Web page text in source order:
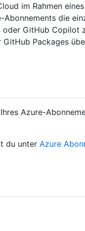
im Rahmen
Abonnements die
oder GitHub Copilot
Packages
Azure-
du unter Azure